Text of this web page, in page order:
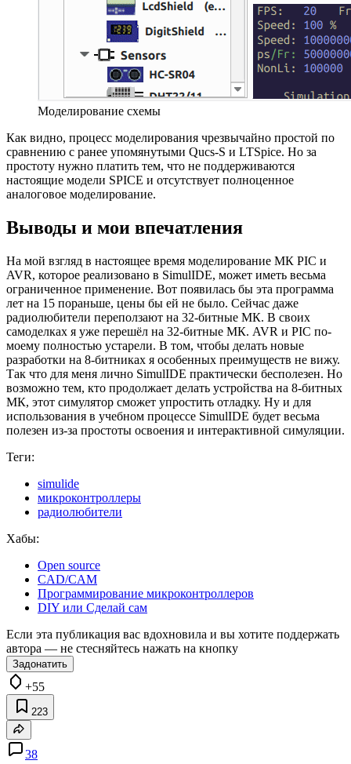
Моделирование схемы
Как видно, процесс моделирования чрезвычайно простой по
сравнению с ранее упомянутыми Qucs-S и LTSpice. Но за
простоту нужно платить тем, что не поддерживаются
настоящие модели SPICE и отсутствует полноценное
аналоговое моделирование.
Выводы и мои впечатления
На мой взгляд в настоящее время моделирование МК PIC и
AVR, которое реализовано в SimulIDE, может иметь весьма
ограниченное применение. Вот появилась бы эта программа
лет на 15 пораньше, цены бы ей не было. Сейчас даже
радиолюбители переползают на 32-битные МК. В своих
самоделках я уже перешёл на 32-битные МК. AVR и PIC по-
моему полностью устарели. В том, чтобы делать новые
разработки на 8-битниках я особенных преимуществ не вижу.
Так что для меня лично SimulIDE практически бесполезен. Но
возможно тем, кто продолжает делать устройства на 8-битных
МК, этот симулятор сможет упростить отладку. Ну и для
использования в учебном процессе SimulIDE будет весьма
полезен из-за простоты освоения и интерактивной симуляции.
Теги:
simulide
микроконтроллеры
радиолюбители
Хабы:
Open source
CAD/CAM
Программирование микроконтроллеров
DIY или Сделай сам
Если эта публикация вас вдохновила и вы хотите поддержать
автора — не стесняйтесь нажать на кнопку
Задонатить
+55
223
38